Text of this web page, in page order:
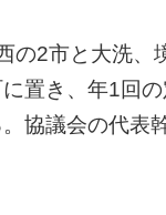
の2市と大洗、
置き、年1回
協議会の代表